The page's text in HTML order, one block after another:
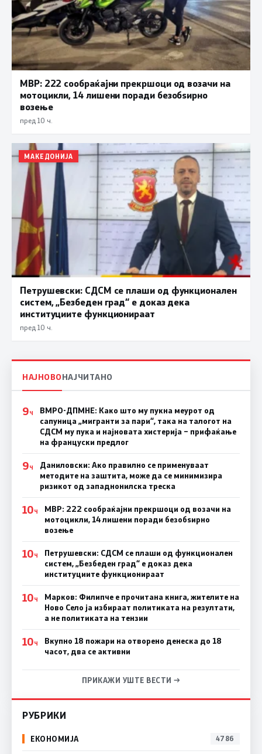
МВР: 222 сообраќајни прекршоци од возачи на
мотоцикли, 14 лишени поради безобѕирно
возење
пред 10 ч.
МАКЕДОНИЈА
Петрушевски: СДСМ се плаши од функционален
систем, „Безбеден град“ е доказ дека
институциите функционираат
пред 10 ч.
НАЈНОВОНАЈЧИТАНО
9Ч
ВМРО-ДПМНЕ: Како што му пукна меурот од
сапуница „мигранти за пари“, така на талогот на
СДСМ му пука и најновата хистерија – прифаќање
на француски предлог
9Ч
Даниловски: Ако правилно се применуваат
методите на заштита, може да се минимизира
ризикот од западнонилска треска
10Ч
МВР: 222 сообраќајни прекршоци од возачи на
мотоцикли, 14 лишени поради безобѕирно
возење
10Ч
Петрушевски: СДСМ се плаши од функционален
систем, „Безбеден град“ е доказ дека
институциите функционираат
10Ч
Марков: Филипче е прочитана книга, жителите на
Ново Село ја избираат политиката на резултати,
а не политиката на тензии
10Ч
Вкупно 18 пожари на отворено денеска до 18
часот, два се активни
ПРИКАЖИ УШТЕ ВЕСТИ →
РУБРИКИ
ЕКОНОМИЈА 4786